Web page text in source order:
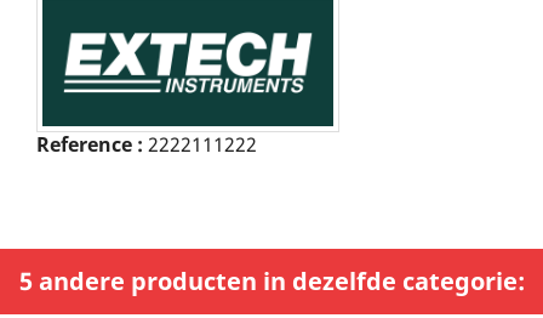
Reference : 2222111222
5 andere producten in dezelfde categorie: